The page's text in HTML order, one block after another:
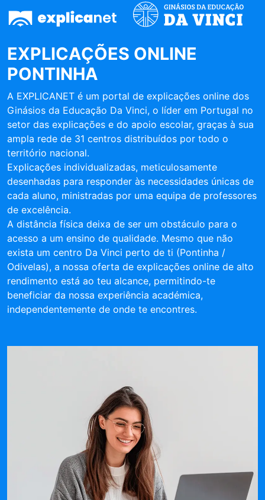
EXPLICAÇÕES ONLINE
PONTINHA
A EXPLICANET é um portal de explicações online dos
Ginásios da Educação Da Vinci, o líder em Portugal no
setor das explicações e do apoio escolar, graças à sua
ampla rede de 31 centros distribuídos por todo o
território nacional.
Explicações individualizadas, meticulosamente
desenhadas para responder às necessidades únicas de
cada aluno, ministradas por uma equipa de professores
de excelência.
A distância física deixa de ser um obstáculo para o
acesso a um ensino de qualidade. Mesmo que não
exista um centro Da Vinci perto de ti (Pontinha /
Odivelas), a nossa oferta de explicações online de alto
rendimento está ao teu alcance, permitindo-te
beneficiar da nossa experiência académica,
independentemente de onde te encontres.